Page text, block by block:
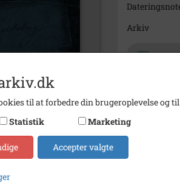
Arkiv
21984-1994 -
2
2
2005 -
Søg videre
til at forbedre din brugeroplevelse og
Statistik Marketing
Accepter valgte